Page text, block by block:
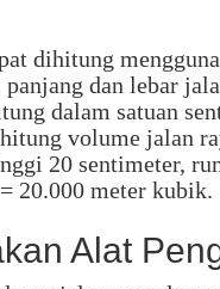
dihitung
dan lebar
dalam satuan
volume jalan
20 sentimeter,
20.000 meter kubik.
Alat